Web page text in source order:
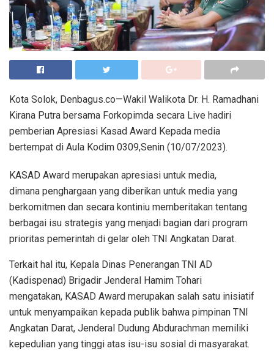
Kota Solok, Denbagus.co—Wakil Walikota Dr. H. Ramadhani
Kirana Putra bersama Forkopimda secara Live hadiri
pemberian Apresiasi Kasad Award Kepada media
bertempat di Aula Kodim 0309,Senin (10/07/2023).
KASAD Award merupakan apresiasi untuk media,
dimana penghargaan yang diberikan untuk media yang
berkomitmen dan secara kontiniu memberitakan tentang
berbagai isu strategis yang menjadi bagian dari program
prioritas pemerintah di gelar oleh TNI Angkatan Darat.
Terkait hal itu, Kepala Dinas Penerangan TNI AD
(Kadispenad) Brigadir Jenderal Hamim Tohari
mengatakan, KASAD Award merupakan salah satu inisiatif
untuk menyampaikan kepada publik bahwa pimpinan TNI
Angkatan Darat, Jenderal Dudung Abdurachman memiliki
kepedulian yang tinggi atas isu-isu sosial di masyarakat.